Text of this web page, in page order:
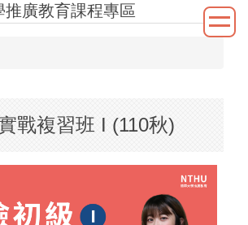
推廣教育課程專區
戰複習班 I (110秋)